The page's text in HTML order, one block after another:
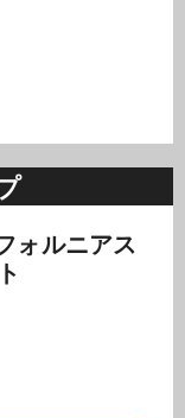
ォルニアス